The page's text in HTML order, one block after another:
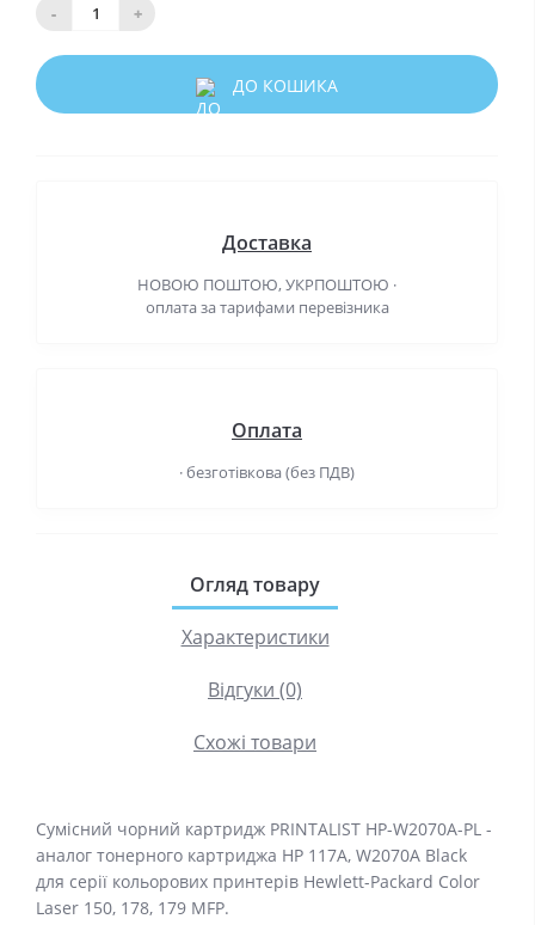
-
+
ДО КОШИКА
Доставка
НОВОЮ ПОШТОЮ, УКРПОШТОЮ ·
оплата за тарифами перевізника
Оплата
· безготівкова (без ПДВ)
Огляд товару
Характеристики
Відгуки (0)
Схожі товари
Сумісний чорний картридж PRINTALIST HP-W2070A-PL -
аналог тонерного картриджа HP 117А, W2070A Black
для серії кольорових принтерів Hewlett-Packard Color
Laser 150, 178, 179 MFP.